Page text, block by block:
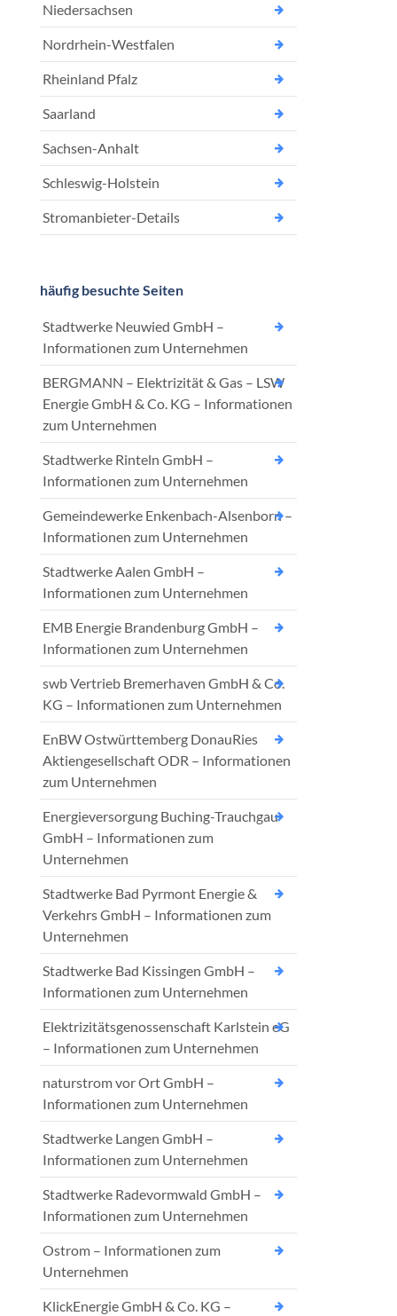
Niedersachsen
Nordrhein-Westfalen
Rheinland Pfalz
Saarland
Sachsen-Anhalt
Schleswig-Holstein
Stromanbieter-Details
häufig besuchte Seiten
Stadtwerke Neuwied GmbH –
Informationen zum Unternehmen
BERGMANN – Elektrizität & Gas – LSW
Energie GmbH & Co. KG – Informationen
zum Unternehmen
Stadtwerke Rinteln GmbH –
Informationen zum Unternehmen
Gemeindewerke Enkenbach-Alsenborn –
Informationen zum Unternehmen
Stadtwerke Aalen GmbH –
Informationen zum Unternehmen
EMB Energie Brandenburg GmbH –
Informationen zum Unternehmen
swb Vertrieb Bremerhaven GmbH & Co.
KG – Informationen zum Unternehmen
EnBW Ostwürttemberg DonauRies
Aktiengesellschaft ODR – Informationen
zum Unternehmen
Energieversorgung Buching-Trauchgau
GmbH – Informationen zum
Unternehmen
Stadtwerke Bad Pyrmont Energie &
Verkehrs GmbH – Informationen zum
Unternehmen
Stadtwerke Bad Kissingen GmbH –
Informationen zum Unternehmen
Elektrizitätsgenossenschaft Karlstein eG
– Informationen zum Unternehmen
naturstrom vor Ort GmbH –
Informationen zum Unternehmen
Stadtwerke Langen GmbH –
Informationen zum Unternehmen
Stadtwerke Radevormwald GmbH –
Informationen zum Unternehmen
Ostrom – Informationen zum
Unternehmen
KlickEnergie GmbH & Co. KG –